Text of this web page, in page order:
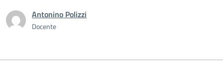
Antonino Polizzi
Docente